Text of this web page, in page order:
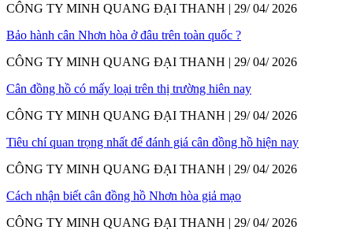
CÔNG TY MINH QUANG ĐẠI THANH | 29/ 04/ 2026
Bảo hành cân Nhơn hòa ở đâu trên toàn quốc ?
CÔNG TY MINH QUANG ĐẠI THANH | 29/ 04/ 2026
Cân đồng hồ có mấy loại trên thị trường hiên nay
CÔNG TY MINH QUANG ĐẠI THANH | 29/ 04/ 2026
Tiêu chí quan trọng nhất để đánh giá cân đồng hồ hiện nay
CÔNG TY MINH QUANG ĐẠI THANH | 29/ 04/ 2026
Cách nhận biết cân đồng hồ Nhơn hòa giả mạo
CÔNG TY MINH QUANG ĐẠI THANH | 29/ 04/ 2026